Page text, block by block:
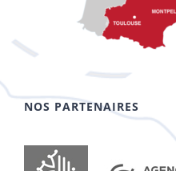
NOS PARTENAIRES